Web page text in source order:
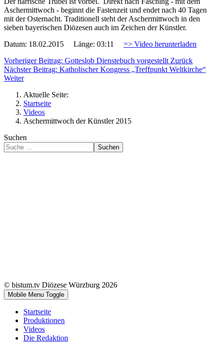
Aschermittwoch - beginnt die Fastenzeit und endet nach 40 Tagen
mit der Osternacht. Traditionell steht der Aschermittwoch in den
sieben bayerischen Diözesen auch im Zeichen der Künstler.
Datum: 18.02.2015 Länge: 03:11 => Video herunterladen
Vorheriger Beitrag: Gotteslob Dienstebuch vorgestelltZurück
Nächster Beitrag: Katholischer Kongress „Treffpunkt Weltkirche“
Weiter
Aktuelle Seite:
Startseite
Videos
Aschermittwoch der Künstler 2015
Suchen
Suchen
© bistum.tv Diözese Würzburg 2026
Mobile Menu Toggle
Startseite
Produktionen
Videos
Die Redaktion